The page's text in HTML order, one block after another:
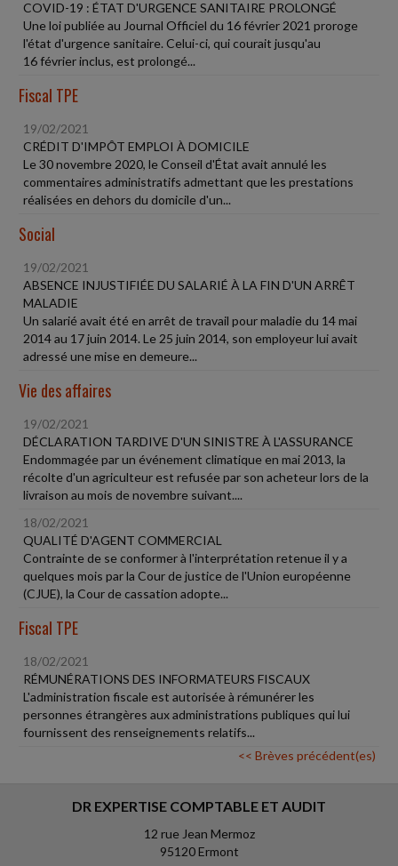
COVID-19 : ÉTAT D'URGENCE SANITAIRE PROLONGÉ
Une loi publiée au Journal Officiel du 16 février 2021 proroge
l'état d'urgence sanitaire. Celui-ci, qui courait jusqu'au
16 février inclus, est prolongé...
Fiscal TPE
19/02/2021
CRÉDIT D'IMPÔT EMPLOI À DOMICILE
Le 30 novembre 2020, le Conseil d'État avait annulé les
commentaires administratifs admettant que les prestations
réalisées en dehors du domicile d'un...
Social
19/02/2021
ABSENCE INJUSTIFIÉE DU SALARIÉ À LA FIN D'UN ARRÊT
MALADIE
Un salarié avait été en arrêt de travail pour maladie du 14 mai
2014 au 17 juin 2014. Le 25 juin 2014, son employeur lui avait
adressé une mise en demeure...
Vie des affaires
19/02/2021
DÉCLARATION TARDIVE D'UN SINISTRE À L'ASSURANCE
Endommagée par un événement climatique en mai 2013, la
récolte d'un agriculteur est refusée par son acheteur lors de la
livraison au mois de novembre suivant....
18/02/2021
QUALITÉ D'AGENT COMMERCIAL
Contrainte de se conformer à l'interprétation retenue il y a
quelques mois par la Cour de justice de l'Union européenne
(CJUE), la Cour de cassation adopte...
Fiscal TPE
18/02/2021
RÉMUNÉRATIONS DES INFORMATEURS FISCAUX
L'administration fiscale est autorisée à rémunérer les
personnes étrangères aux administrations publiques qui lui
fournissent des renseignements relatifs...
<< Brèves précédent(es)
DR EXPERTISE COMPTABLE ET AUDIT
12 rue Jean Mermoz
95120 Ermont